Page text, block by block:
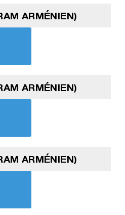
ARMÉNIEN)
ARMÉNIEN)
ARMÉNIEN)